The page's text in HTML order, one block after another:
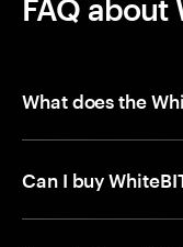
FAQ about
What does the
Can I buy